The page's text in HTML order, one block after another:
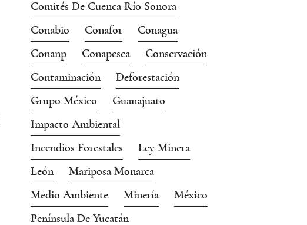
Comités De Cuenca Río Sonora
Conabio
Conafor
Conagua
Conanp
Conapesca
Conservación
Contaminación
Deforestación
Grupo México
Guanajuato
Impacto Ambiental
Incendios Forestales
Ley Minera
León
Mariposa Monarca
Medio Ambiente
Minería
México
Península De Yucatán